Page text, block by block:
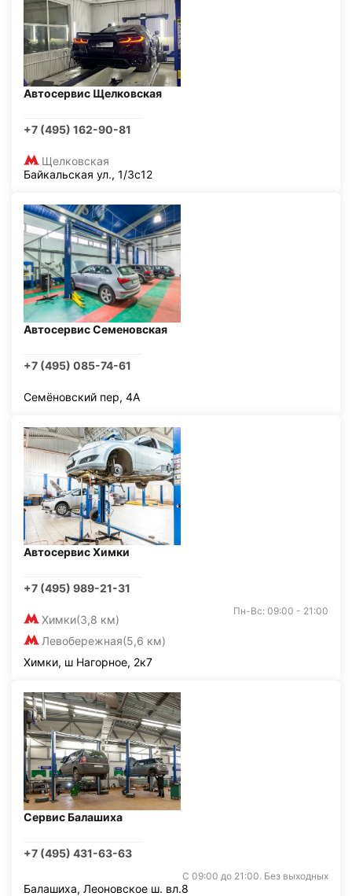
Автосервис Щелковская
+7 (495) 162-90-81
Щелковская
Байкальская ул., 1/3с12
Автосервис Семеновская
+7 (495) 085-74-61
Семёновский пер, 4А
Автосервис Химки
+7 (495) 989-21-31
Химки(3,8 км)
Левобережная(5,6 км)
Пн-Вс: 09:00 - 21:00
Химки, ш Нагорное, 2к7
Сервис Балашиха
+7 (495) 431-63-63
С 09:00 до 21:00. Без выходных
Балашиха, Леоновское ш. вл.8